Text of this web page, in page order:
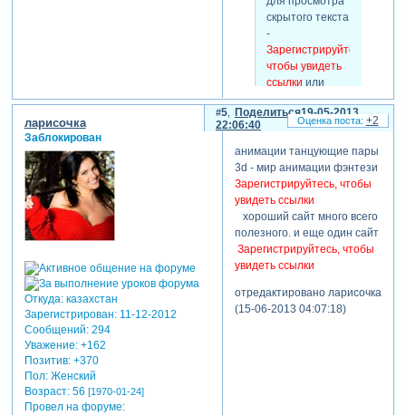
скрытого текста
-
Зарегистрируйтесь,
чтобы увидеть
ссылки или
зарегистрируйтесь.
и с этого сайта
скрытый
текст:
для просмотра
скрытого текста
-
чтобы увидеть
ссылкиили
Поделиться
5
19-05-2013
22:06:40
ларисочка
Заблокирован
Откуда:казахстан
Зарегистрирован: 11-12-2012
Сообщений:294
Уважение: +162
Позитив: +370
Пол:Женский
Возраст:56 [1970-01-24]
Провел на форуме:
анимации танцующие пары
3d - мир анимации фэнтези
Зарегистрируйтесь, чтобы
увидеть ссылки
хороший сайт много всего
полезного. и еще один сайт
Зарегистрируйтесь, чтобы
увидеть ссылки
отредактировано ларисочка
(15-06-2013 04:07:18)
+2